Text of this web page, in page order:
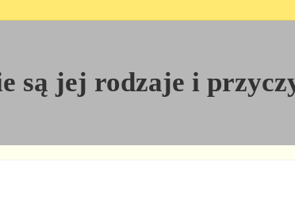
są jej rodzaje i